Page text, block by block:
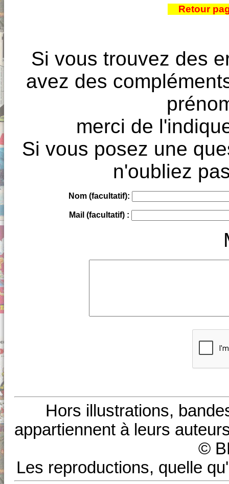
Retour
Si vous trouvez des
avez des
merci de
Si vous posez une
n'oubliez
Nom (facultatif):
Mail (facultatif) :
Hors illustrations,
appartiennent à leurs
©
Les reproductions, quelle